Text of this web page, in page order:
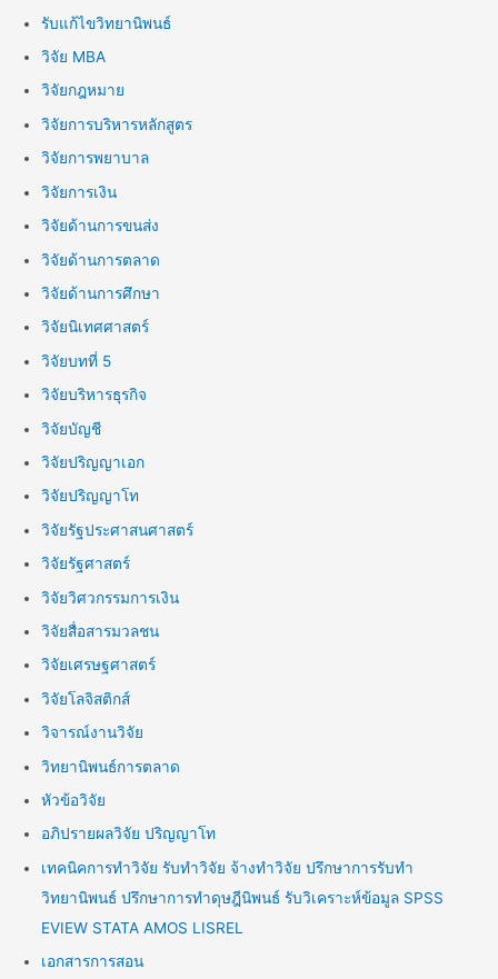
รับแก้ไขวิทยานิพนธ์
วิจัย MBA
วิจัยกฎหมาย
วิจัยการบริหารหลักสูตร
วิจัยการพยาบาล
วิจัยการเงิน
วิจัยด้านการขนส่ง
วิจัยด้านการตลาด
วิจัยด้านการศึกษา
วิจัยนิเทศศาสตร์
วิจัยบทที่ 5
วิจัยบริหารธุรกิจ
วิจัยบัญชี
วิจัยปริญญาเอก
วิจัยปริญญาโท
วิจัยรัฐประศาสนศาสตร์
วิจัยรัฐศาสตร์
วิจัยวิศวกรรมการเงิน
วิจัยสื่อสารมวลชน
วิจัยเศรษฐศาสตร์
วิจัยโลจิสติกส์
วิจารณ์งานวิจัย
วิทยานิพนธ์การตลาด
หัวข้อวิจัย
อภิปรายผลวิจัย ปริญญาโท
เทคนิคการทำวิจัย รับทำวิจัย จ้างทำวิจัย ปรึกษาการรับทำ
วิทยานิพนธ์ ปรึกษาการทำดุษฎีนิพนธ์ รับวิเคราะห์ข้อมูล SPSS
EVIEW STATA AMOS LISREL
เอกสารการสอน